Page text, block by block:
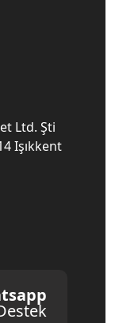
Ltd. Şti
Işıkkent